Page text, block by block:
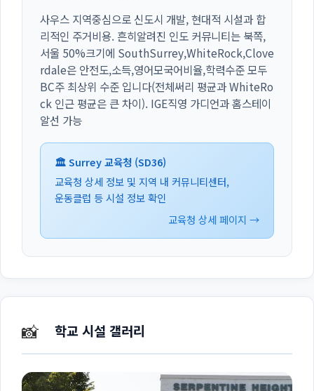
사우스 지역중심으로 신도시 개발, 현대적 시설과 합
리적인 주거비용. 흔히알려진 인도 커뮤니티는 북쪽,
서울 50%크기에 SouthSurrey,WhiteRock,Clove
rdale은 안전도,소득,영어모국어비율,학력수준 모두
BC주 최상위 수준 입니다(전체써리 평균과 WhiteRo
ck 인근 평균은 큰 차이). IGE직영 가디언과 홈스테이
알선 가능
🏛️ Surrey 교육청 (SD36)
교육청 상세 정보 및 지역 내 커뮤니티센터,
운동클럽 등 시설 정보 확인
교육청 상세 페이지 →
📸 학교 시설 갤러리